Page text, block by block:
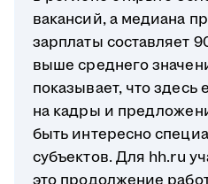
вакансий, а медиана
зарплаты составляет
выше среднего
показывает, что здесь
на кадры и
быть интересно
субъектов. Для hh.ru